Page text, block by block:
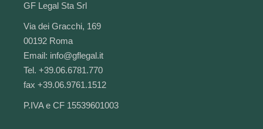
GF Legal Sta Srl
Via dei Gracchi, 169
00192 Roma
Email: info@gflegal.it
Tel. +39.06.6781.770
fax +39.06.9761.1512
P.IVA e CF 15539601003